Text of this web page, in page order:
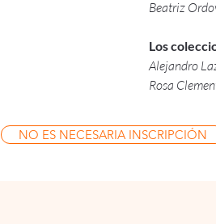
Beatriz
Los
Alejandro
Rosa
NO ES NECESARIA INSCRIPCIÓN